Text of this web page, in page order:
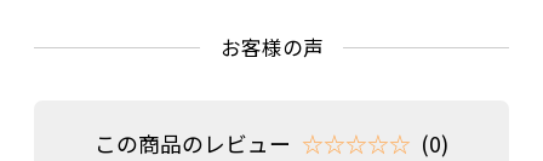
お客様の声
この商品のレビュー ☆☆☆☆☆ (0)